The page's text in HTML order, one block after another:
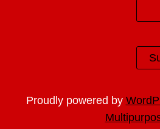
Proudly powered by